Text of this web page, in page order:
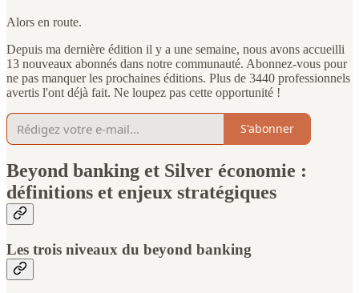
Alors en route.
Depuis ma dernière édition il y a une semaine, nous avons accueilli
13 nouveaux abonnés dans notre communauté. Abonnez-vous pour
ne pas manquer les prochaines éditions. Plus de 3440 professionnels
avertis l'ont déjà fait. Ne loupez pas cette opportunité !
S'abonner
Beyond banking et Silver économie :
définitions et enjeux stratégiques
Les trois niveaux du beyond banking